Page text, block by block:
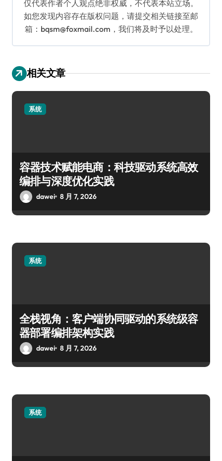
仅代表作者个人观点绝非权威，不代表本站立场。
如您发现内容存在版权问题，请提交相关链接至邮
箱：bqsm@foxmail.com，我们将及时予以处理。
相关文章
系统
容器技术赋能电商：科技驱动系统高效
编排与深度优化实践
dawei 8 月 7, 2026
系统
全栈视角：客户端协同驱动的系统级容
器部署编排架构实践
dawei 8 月 7, 2026
系统